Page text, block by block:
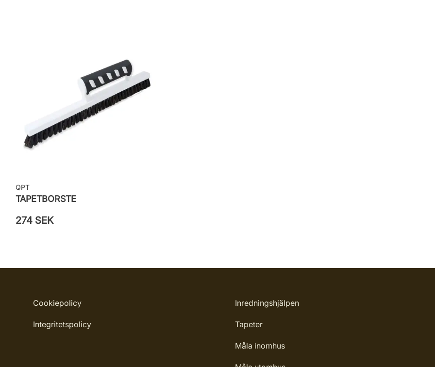
QPT
TAPETBORSTE
274 SEK
Cookiepolicy
Integritetspolicy
Inredningshjälpen
Tapeter
Måla inomhus